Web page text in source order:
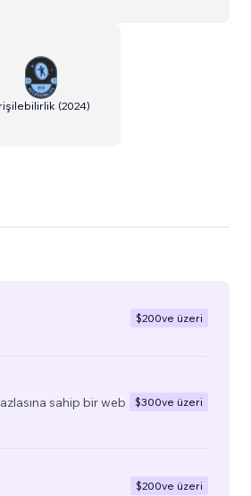
(2024)
$200ve üzeri
sahip bir web
$300ve üzeri
$200ve üzeri